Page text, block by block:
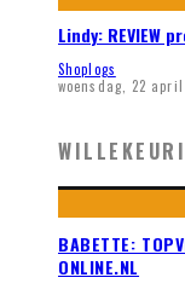
Lindy: REVIEW
Shoplogs
woensdag, 22 april
BABETTE:
ONLINE.NL